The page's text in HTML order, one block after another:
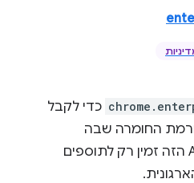
כדי לקבל
החומרה שבה
הדפדפן פועל. הערה: ה-API הזה זמין רק לתוספים